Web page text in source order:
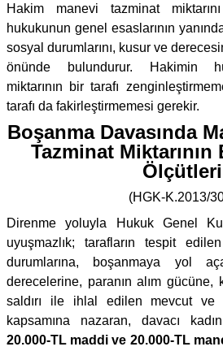
Hakim manevi tazminat
hukukunun genel esaslarının
sosyal durumlarını, kusur ve
önünde bulundurur. Hakimin
miktarının bir tarafı
tarafı da fakirleştirmemesi gerekir.
Boşanma Davasında
Tazminat
Ölçütleri
(HGK-K.2013/
Direnme yoluyla Hukuk Genel
uyuşmazlık; tarafların tespit
durumlarına, boşanmaya yol
derecelerine, paranın alım gücüne,
saldırı ile ihlal edilen mevcut ve
kapsamına nazaran, davacı
20.000-TL maddi ve 20.000-TL